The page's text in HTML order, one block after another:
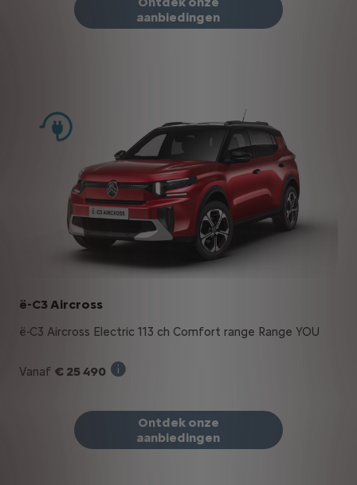
aanbiedingen
ë-C3 Aircross
ë-C3 Aircross Electric 113 ch Comfort range Range YOU
Vanaf € 25 490
Ontdek onze
aanbiedingen